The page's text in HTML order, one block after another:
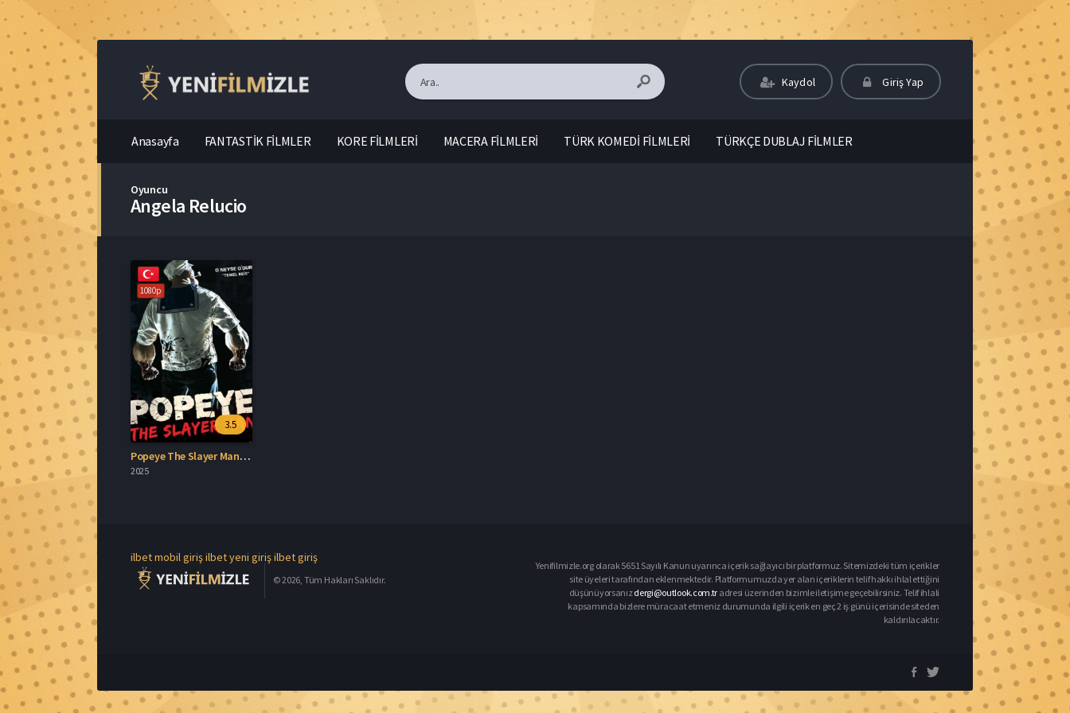
Kaydol Giriş Yap
Anasayfa FANTASTİK FİLMLER KORE FİLMLERİ MACERA FİLMLERİ TÜRK KOMEDİ FİLMLERİ TÜRKÇE DUBLAJ FİLMLER
Oyuncu
Angela Relucio
1080p
3.5
Popeye The Slayer Man Türkçe Dublaj İzle
2025
ilbet mobil girişilbet yeni girişilbet giriş
© 2026, Tüm Hakları Saklıdır.
Yenifilmizle.org olarak 5651 Sayılı Kanun uyarınca içerik sağlayıcı bir platformuz. Sitemizdeki tüm içerikler
site üyeleri tarafından eklenmektedir. Platformumuzda yer alan içeriklerin telif hakkı ihlal ettiğini
düşünüyorsanızdergi@outlook.com.tr adresi üzerinden bizimle iletişime geçebilirsiniz. Telif ihlali
kapsamında bizlere müracaat etmeniz durumunda ilgili içerik en geç 2 iş günü içerisinde siteden
kaldırılacaktır.